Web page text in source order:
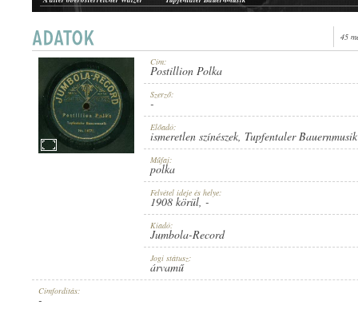
PUBLICATION: 1908 KÖRÜL
JUMBOLA-RECORD
45
Cím:
Postillion Polka
Szerző:
-
Előadó:
ismeretlen színészek, Tupfentaler Bauernmusik
Műfaj:
polka
Felvétel ideje és helye:
1908 körül, -
Kiadó:
Jumbola-Record
Jogi státusz:
árvamű
Címfordítás:
-